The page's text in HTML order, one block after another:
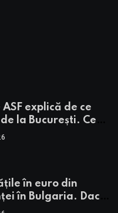
explică de ce
la București. Ce
BVB potrivit lui
în euro din
în Bulgaria. Dacă
mai falsificate